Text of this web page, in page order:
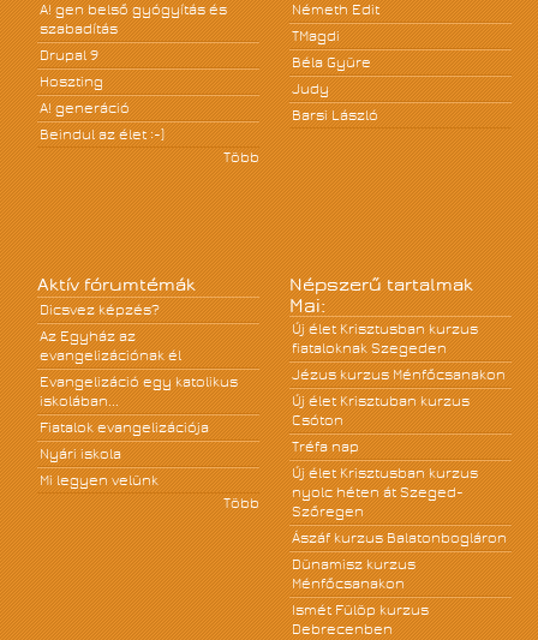
A! gen belső gyógyítás és
szabadítás
Drupal 9
Hoszting
A! generáció
Beindul az élet :-)
Több
Németh Edit
TMagdi
Béla Gyüre
Judy
Barsi László
Aktív fórumtémák
Dicsvez képzés?
Az Egyház az
evangelizációnak él
Evangelizáció egy katolikus
iskolában...
Fiatalok evangelizációja
Nyári iskola
Mi legyen velünk
Több
Népszerű tartalmak
Mai:
Új élet Krisztusban kurzus
fiataloknak Szegeden
Jézus kurzus Ménfőcsanakon
Új élet Krisztuban kurzus
Csóton
Tréfa nap
Új élet Krisztusban kurzus
nyolc héten át Szeged-
Szőregen
Ászáf kurzus Balatonbogláron
Dünamisz kurzus
Ménfőcsanakon
Ismét Fülöp kurzus
Debrecenben